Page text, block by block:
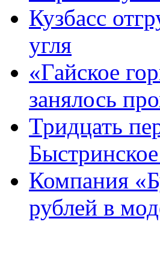
Кузбасс
угля
«Гайское
занялось
Тридцать
Компания
рублей в